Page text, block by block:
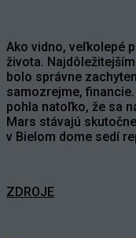
Ako vidno, veľkolepé
života.
bolo správne
samozrejme,
pohla natoľko, že sa
Mars stávajú
v Bielom dome sedí
ZDROJE